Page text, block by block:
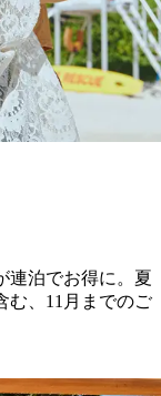
連泊でお得に。夏
む、11月までのご